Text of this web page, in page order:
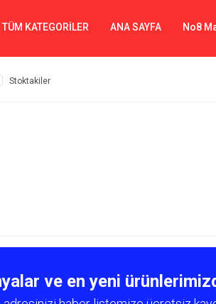
TÜM KATEGORİLER ANA SAYFA No8
Stoktakiler
ve en yeni